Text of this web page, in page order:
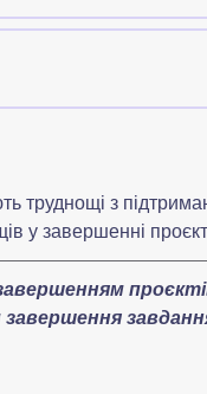
труднощі з
у завершенні
з